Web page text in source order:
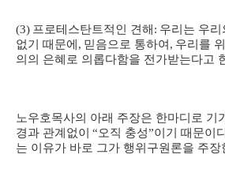
(3) 프로테스탄트적인 견해 : 우리는 우
없기 때문에 , 믿음으로 통하여 , 우리를
의의 은혜로 의롭다함을 전가받는다고
노우호목사의 아래 주장은 한마디로 기
경과 관계없이 “오직 충성”이기 때문이
는 이유가 바로 그가 행위구원론을 주